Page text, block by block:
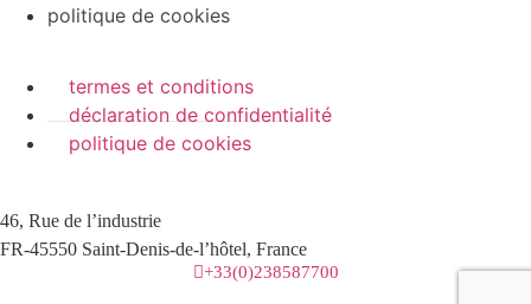
politique de cookies
termes et conditions
déclaration de confidentialité
politique de cookies
46, Rue de l’industrie
FR-45550 Saint-Denis-de-l’hôtel, France
+33(0)238587700